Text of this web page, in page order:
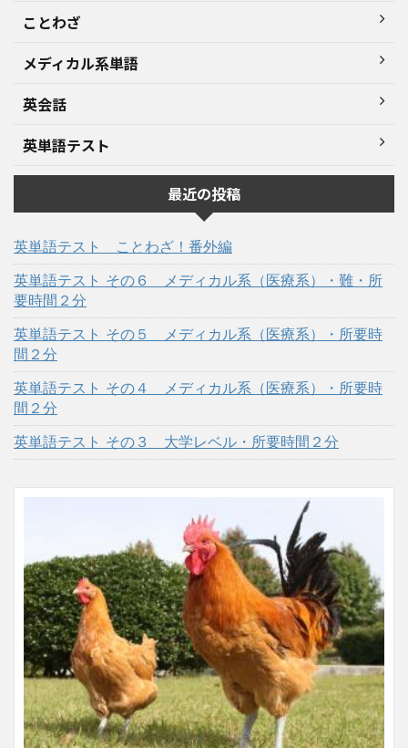
ことわざ
メディカル系単語
英会話
英単語テスト
最近の投稿
英単語テスト ことわざ！番外編
英単語テスト その６ メディカル系（医療系）・難・所
要時間２分
英単語テスト その５ メディカル系（医療系）・所要時
間２分
英単語テスト その４ メディカル系（医療系）・所要時
間２分
英単語テスト その３ 大学レベル・所要時間２分